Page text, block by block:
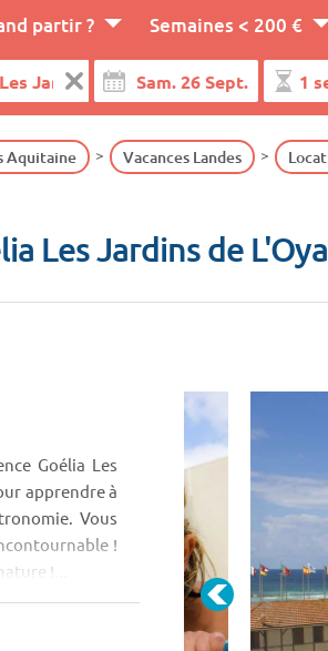
partir ? Semaines < 200 €
Aquitaine Vacances Landes
Les Jardins de
Goélia Les
apprendre à
Vous
!
!...